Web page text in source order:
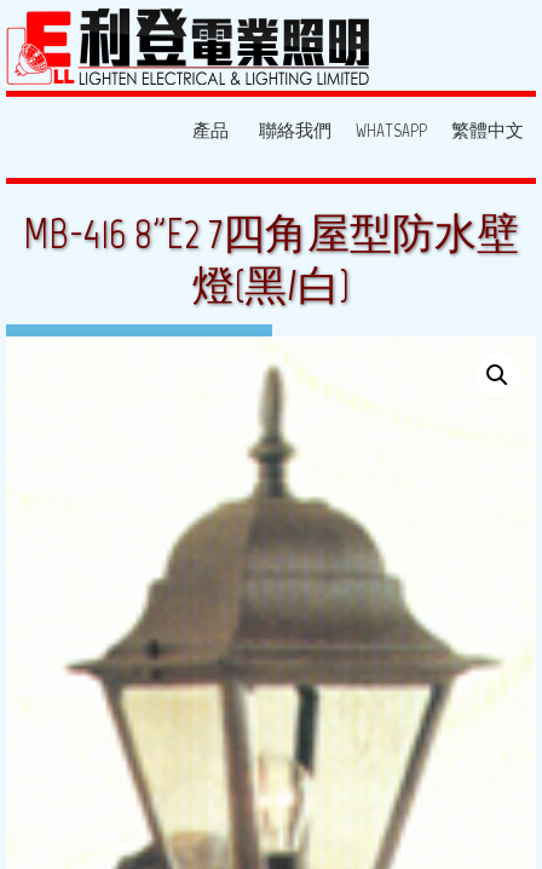
產品 聯絡我們 WHATSAPP 繁體中文
MB-416 8”E2 7四角屋型防水壁
燈(黑/白)
light